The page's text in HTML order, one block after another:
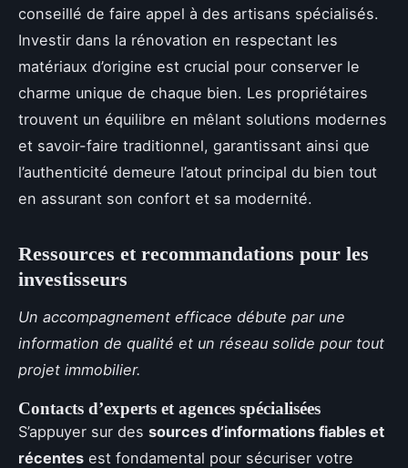
conseillé de faire appel à des artisans spécialisés.
Investir dans la rénovation en respectant les
matériaux d’origine est crucial pour conserver le
charme unique de chaque bien. Les propriétaires
trouvent un équilibre en mêlant solutions modernes
et savoir-faire traditionnel, garantissant ainsi que
l’authenticité demeure l’atout principal du bien tout
en assurant son confort et sa modernité.
Ressources et recommandations pour les
investisseurs
Un accompagnement efficace débute par une
information de qualité et un réseau solide pour tout
projet immobilier.
Contacts d’experts et agences spécialisées
S’appuyer sur des sources d’informations fiables et
récentes est fondamental pour sécuriser votre